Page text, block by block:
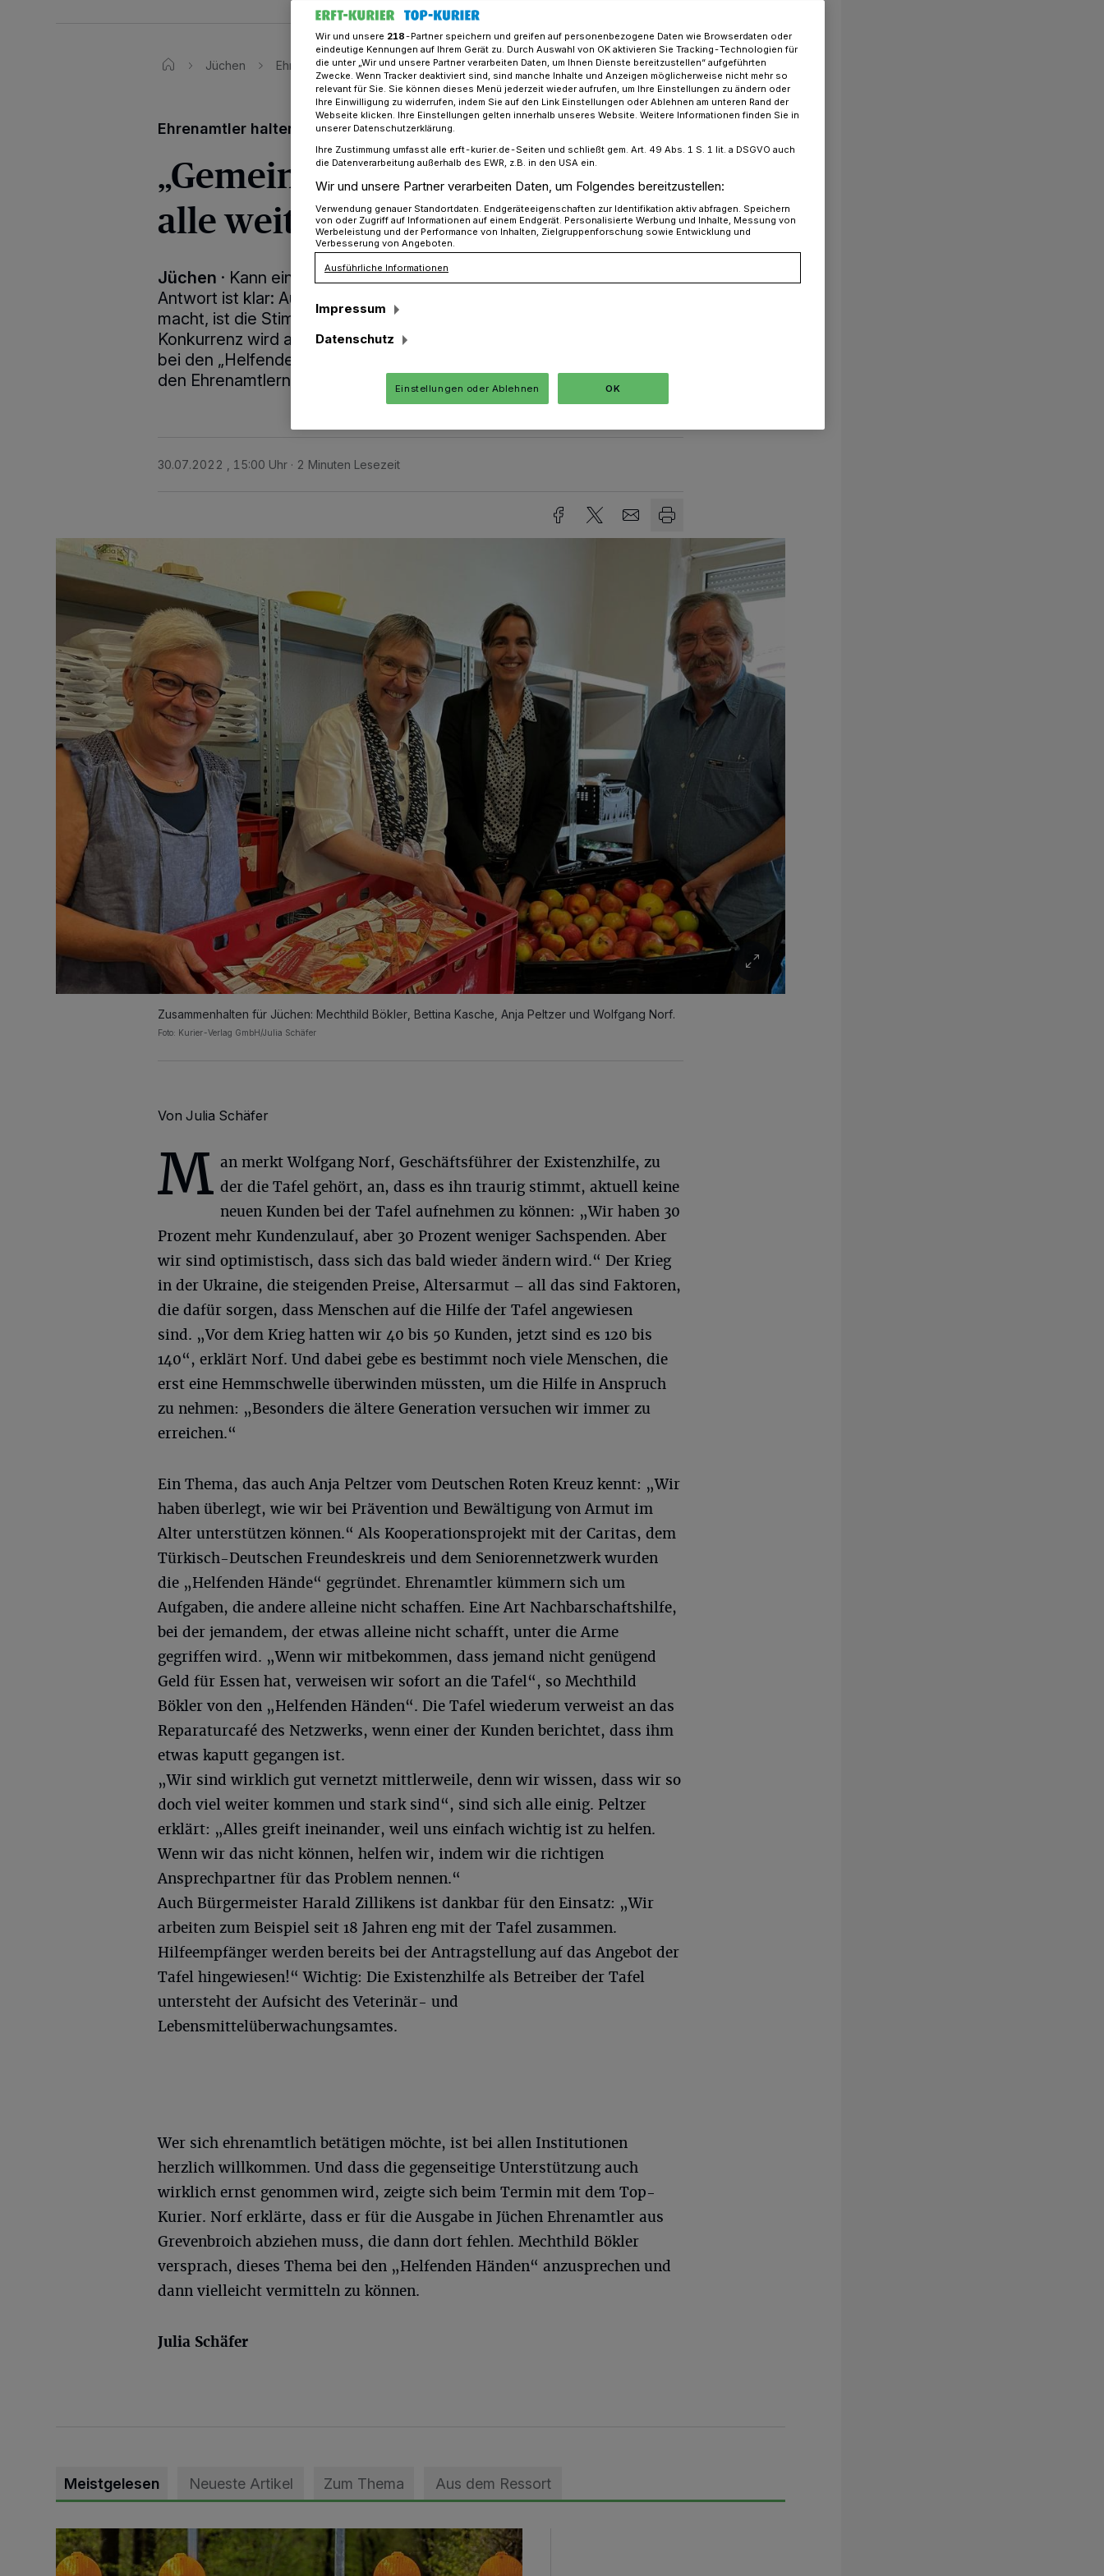
Jüchen Ehrenamtler in Jüchen kooperieren
Ehrenamtler halten zusammen
„Gemeinsame Stärke bringt uns
alle weiter“
Jüchen · Kann eine Stadt ohne Ehrenamtler auskommen? Die
Antwort ist klar: Auf keinen Fall. Was Jüchen ganz besonders stark
macht, ist die Stimmung unter den Ehrenamtlern. Denn statt
Konkurrenz wird auf gemeinsame Stärke gesetzt. Das zeigt sich auch
bei den „Helfenden Händen“ Jüchen, den Mitarbeitern der Tafel und
den Ehrenamtlern des Netzwerks 55+.
30.07.2022 , 15:00 Uhr 2 Minuten Lesezeit
Zusammenhalten für Jüchen: Mechthild Bökler, Bettina Kasche, Anja Peltzer und Wolfgang Norf.
Foto: Kurier-Verlag GmbH/Julia Schäfer
Von Julia Schäfer
M an merkt Wolfgang Norf, Geschäftsführer der Existenzhilfe, zu
der die Tafel gehört, an, dass es ihn traurig stimmt, aktuell keine
neuen Kunden bei der Tafel aufnehmen zu können: „Wir haben 30
Prozent mehr Kundenzulauf, aber 30 Prozent weniger Sachspenden. Aber
wir sind optimistisch, dass sich das bald wieder ändern wird.“ Der Krieg
in der Ukraine, die steigenden Preise, Altersarmut – all das sind Faktoren,
die dafür sorgen, dass Menschen auf die Hilfe der Tafel angewiesen
sind. „Vor dem Krieg hatten wir 40 bis 50 Kunden, jetzt sind es 120 bis
140“, erklärt Norf. Und dabei gebe es bestimmt noch viele Menschen, die
erst eine Hemmschwelle überwinden müssten, um die Hilfe in Anspruch
zu nehmen: „Besonders die ältere Generation versuchen wir immer zu
erreichen.“
Ein Thema, das auch Anja Peltzer vom Deutschen Roten Kreuz kennt: „Wir
haben überlegt, wie wir bei Prävention und Bewältigung von Armut im
Alter unterstützen können.“ Als Kooperationsprojekt mit der Caritas, dem
Türkisch-Deutschen Freundeskreis und dem Seniorennetzwerk wurden
die „Helfenden Hände“ gegründet. Ehrenamtler kümmern sich um
Aufgaben, die andere alleine nicht schaffen. Eine Art Nachbarschaftshilfe,
bei der jemandem, der etwas alleine nicht schafft, unter die Arme
gegriffen wird. „Wenn wir mitbekommen, dass jemand nicht genügend
Geld für Essen hat, verweisen wir sofort an die Tafel“, so Mechthild
Bökler von den „Helfenden Händen“. Die Tafel wiederum verweist an das
Reparaturcafé des Netzwerks, wenn einer der Kunden berichtet, dass ihm
etwas kaputt gegangen ist.
„Wir sind wirklich gut vernetzt mittlerweile, denn wir wissen, dass wir so
doch viel weiter kommen und stark sind“, sind sich alle einig. Peltzer
erklärt: „Alles greift ineinander, weil uns einfach wichtig ist zu helfen.
Wenn wir das nicht können, helfen wir, indem wir die richtigen
Ansprechpartner für das Problem nennen.“
Auch Bürgermeister Harald Zillikens ist dankbar für den Einsatz: „Wir
arbeiten zum Beispiel seit 18 Jahren eng mit der Tafel zusammen.
Hilfeempfänger werden bereits bei der Antragstellung auf das Angebot der
Tafel hingewiesen!“ Wichtig: Die Existenzhilfe als Betreiber der Tafel
untersteht der Aufsicht des Veterinär- und
Lebensmittelüberwachungsamtes.
Wer sich ehrenamtlich betätigen möchte, ist bei allen Institutionen
herzlich willkommen. Und dass die gegenseitige Unterstützung auch
wirklich ernst genommen wird, zeigte sich beim Termin mit dem Top-
Kurier. Norf erklärte, dass er für die Ausgabe in Jüchen Ehrenamtler aus
Grevenbroich abziehen muss, die dann dort fehlen. Mechthild Bökler
versprach, dieses Thema bei den „Helfenden Händen“ anzusprechen und
dann vielleicht vermitteln zu können.
Julia Schäfer
Meistgelesen Neueste Artikel Zum Thema Aus dem Ressort
Vollsperrung der Talstraße in Grevenbroich-Kapellen
Wir und unsere 218-Partner speichern und greifen auf personenbezogene Daten wie Browserdaten oder
eindeutige Kennungen auf Ihrem Gerät zu. Durch Auswahl von OK aktivieren Sie Tracking-Technologien für
die unter „Wir und unsere Partner verarbeiten Daten, um Ihnen Dienste bereitzustellen“ aufgeführten
Zwecke. Wenn Tracker deaktiviert sind, sind manche Inhalte und Anzeigen möglicherweise nicht mehr so
relevant für Sie. Sie können dieses Menü jederzeit wieder aufrufen, um Ihre Einstellungen zu ändern oder
Ihre Einwilligung zu widerrufen, indem Sie auf den Link Einstellungen oder Ablehnen am unteren Rand der
Webseite klicken. Ihre Einstellungen gelten innerhalb unseres Website. Weitere Informationen finden Sie in
unserer Datenschutzerklärung.
Ihre Zustimmung umfasst alle erft-kurier.de-Seiten und schließt gem. Art. 49 Abs. 1 S. 1 lit. a DSGVO auch
die Datenverarbeitung außerhalb des EWR, z.B. in den USA ein.
Wir und unsere Partner verarbeiten Daten, um Folgendes bereitzustellen:
Verwendung genauer Standortdaten. Endgeräteeigenschaften zur Identifikation aktiv abfragen. Speichern
von oder Zugriff auf Informationen auf einem Endgerät. Personalisierte Werbung und Inhalte, Messung von
Werbeleistung und der Performance von Inhalten, Zielgruppenforschung sowie Entwicklung und
Verbesserung von Angeboten.
Ausführliche Informationen
Impressum
Datenschutz
Einstellungen oder Ablehnen OK